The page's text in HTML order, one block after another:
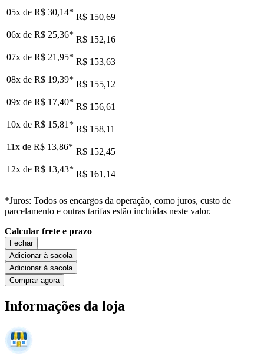
05x de R$ 30,14* R$ 150,69
06x de R$ 25,36* R$ 152,16
07x de R$ 21,95* R$ 153,63
08x de R$ 19,39* R$ 155,12
09x de R$ 17,40* R$ 156,61
10x de R$ 15,81 * R$ 158,11
11x de R$ 13,86* R$ 152,45
12x de R$ 13,43* R$ 161,14
*Juros: Todos os encargos da operação, como juros, custo de
parcelamento e outras tarifas estão incluídas neste valor.
Calcular frete e prazo
Fechar
Adicionar à sacola
Adicionar à sacola
Comprar agora
Informações da loja